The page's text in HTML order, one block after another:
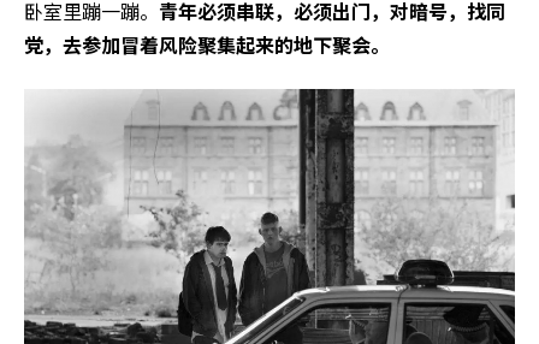
卧室里蹦一蹦。 青年必须串联，必须出门，对暗号，找同
党，去参加冒着风险聚集起来的地下聚会。